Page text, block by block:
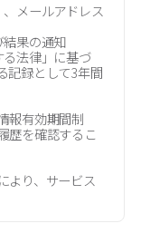
メールアドレス
結果の通知
る法律」に基づ
記録として3年間
報有効期間制
歴を確認するこ
より、サービス